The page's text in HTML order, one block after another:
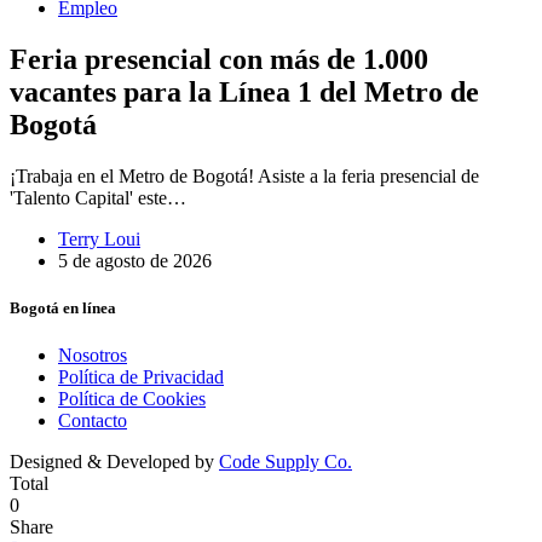
Empleo
Feria presencial con más de 1.000
vacantes para la Línea 1 del Metro de
Bogotá
¡Trabaja en el Metro de Bogotá! Asiste a la feria presencial de
'Talento Capital' este…
Terry Loui
5 de agosto de 2026
Bogotá en línea
Nosotros
Política de Privacidad
Política de Cookies
Contacto
Designed & Developed by Code Supply Co.
Total
0
Share